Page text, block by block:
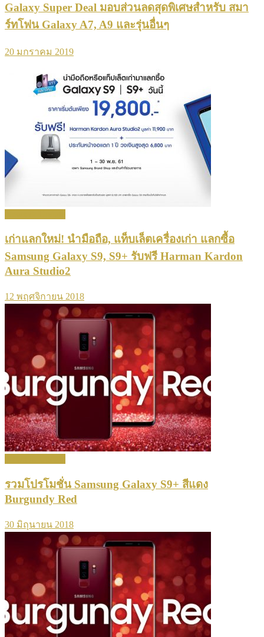
Galaxy Super Deal มอบส่วนลดสุดพิเศษสำหรับ สมา
ร์ทโฟน Galaxy A7, A9 และรุ่นอื่นๆ
20 มกราคม 2019
เก่าแลกใหม่! นำมือถือ, แท็บเล็ตเครื่องเก่า แลกซื้อ
Samsung Galaxy S9, S9+ รับฟรี Harman Kardon
Aura Studio2
12 พฤศจิกายน 2018
รวมโปรโมชั่น Samsung Galaxy S9+ สีแดง
Burgundy Red
30 มิถุนายน 2018